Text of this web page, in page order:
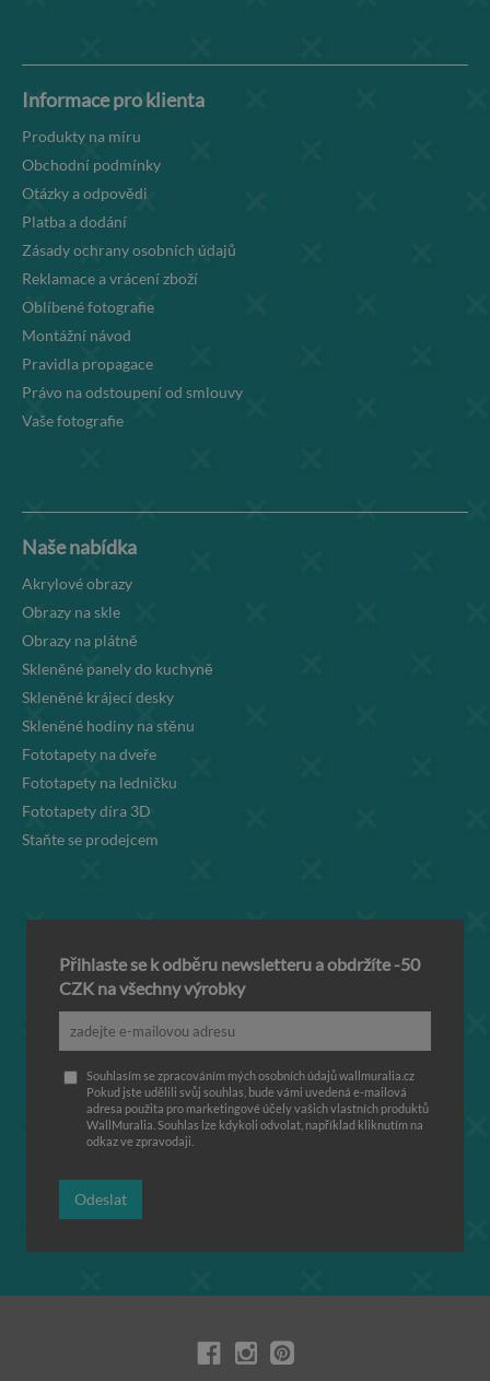
Informace pro klienta
Produkty na míru
Obchodní podmínky
Otázky a odpovědi
Platba a dodání
Zásady ochrany osobních údajů
Reklamace a vrácení zboží
Oblíbené fotografie
Montážní návod
Pravidla propagace
Právo na odstoupení od smlouvy
Vaše fotografie
Naše nabídka
Akrylové obrazy
Obrazy na skle
Obrazy na plátně
Skleněné panely do kuchyně
Skleněné krájecí desky
Skleněné hodiny na stěnu
Fototapety na dveře
Fototapety na ledničku
Fototapety díra 3D
Staňte se prodejcem
Přihlaste se k odběru newsletteru a obdržíte -50
CZK na všechny výrobky
Souhlasím se zpracováním mých osobních údajů wallmuralia.cz
Pokud jste udělili svůj souhlas, bude vámi uvedená e-mailová
adresa použita pro marketingové účely vašich vlastních produktů
WallMuralia. Souhlas lze kdykoli odvolat, například kliknutím na
odkaz ve zpravodaji.
Odeslat